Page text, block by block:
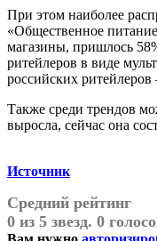
При этом наиболее
«Общественное
магазины, пришлось
ритейлеров в виде
российских
Также среди трендов
выросла, сейчас она
Источник
Средний рейтинг
0 из 5 звезд. 0